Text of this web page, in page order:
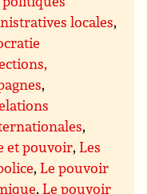
locales,
,
,
et pouvoir,Les
,Le pouvoir
,Le pouvoir